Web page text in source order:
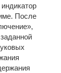
После